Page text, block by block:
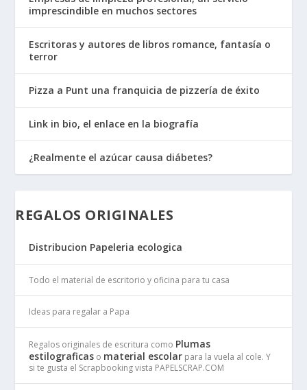
imprescindible en muchos sectores
Escritoras y autores de libros romance, fantasía o
terror
Pizza a Punt una franquicia de pizzería de éxito
Link in bio, el enlace en la biografía
¿Realmente el azúcar causa diábetes?
REGALOS ORIGINALES
Distribucion Papeleria ecologica
Todo el material de escritorio y oficina para tu casa
Ideas para regalar a Papa
Regalos originales de escritura como Plumas
estilograficas o material escolar para la vuela al cole. Y
si te gusta el Scrapbooking vista PAPELSCRAP.COM